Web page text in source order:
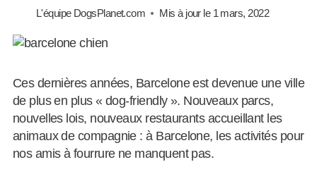
L'équipe DogsPlanet.com Mis à jour le 1 mars, 2022
Ces dernières années, Barcelone est devenue une ville
de plus en plus « dog-friendly ». Nouveaux parcs,
nouvelles lois, nouveaux restaurants accueillant les
animaux de compagnie : à Barcelone, les activités pour
nos amis à fourrure ne manquent pas.